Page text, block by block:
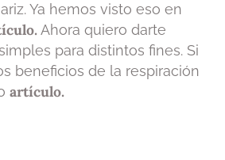
Ya hemos visto eso en
Ahora quiero darte
para distintos fines. Si
beneficios de la respiración
artículo.